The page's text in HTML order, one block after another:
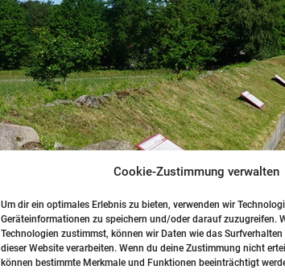
Cookie-Zustimmung verwalten
Um dir ein optimales Erlebnis zu bieten, verwenden wir
Geräteinformationen zu speichern und/oder darauf zuzugreifen.
Technologien zustimmst, können wir Daten wie das
dieser Website verarbeiten. Wenn du deine Zustimmung nicht
können bestimmte Merkmale und Funktionen beeinträchtigt